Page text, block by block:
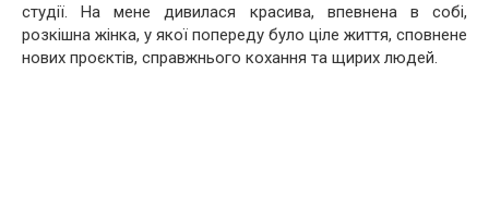
студії. На мене дивилася красива, впевнена в собі,
розкішна жінка, у якої попереду було ціле життя, сповнене
нових проєктів, справжнього кохання та щирих людей.